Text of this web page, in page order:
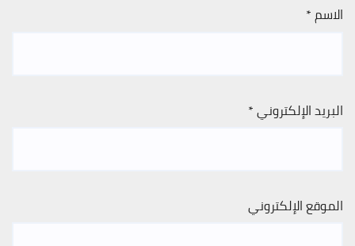
الاسم*
البريد الإلكتروني*
الموقع الإلكتروني